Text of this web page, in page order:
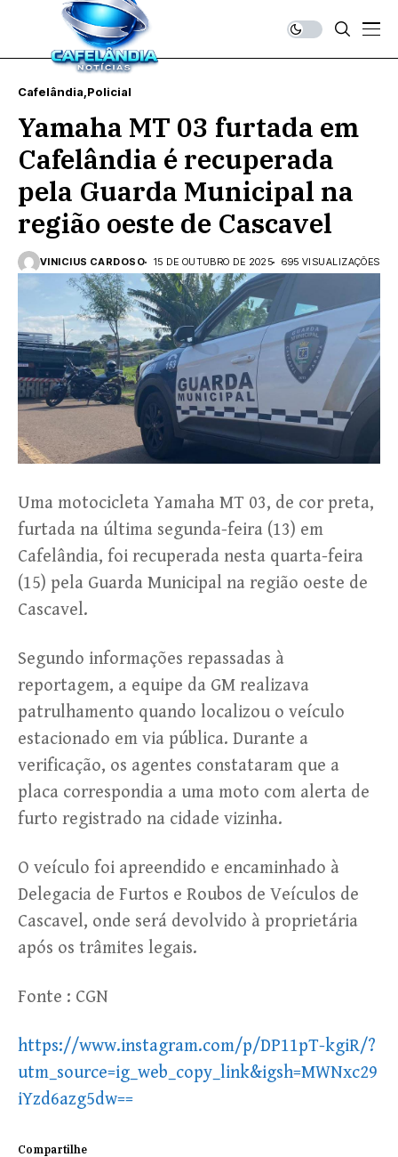
Cafelândia Policial
Yamaha MT 03 furtada em
Cafelândia é recuperada
pela Guarda Municipal na
região oeste de Cascavel
VINICIUS CARDOSO 15 DE OUTUBRO DE 2025 695 VISUALIZAÇÕES
Uma motocicleta Yamaha MT 03, de cor preta,
furtada na última segunda-feira (13) em
Cafelândia, foi recuperada nesta quarta-feira
(15) pela Guarda Municipal na região oeste de
Cascavel.
Segundo informações repassadas à
reportagem, a equipe da GM realizava
patrulhamento quando localizou o veículo
estacionado em via pública. Durante a
verificação, os agentes constataram que a
placa correspondia a uma moto com alerta de
furto registrado na cidade vizinha.
O veículo foi apreendido e encaminhado à
Delegacia de Furtos e Roubos de Veículos de
Cascavel, onde será devolvido à proprietária
após os trâmites legais.
Fonte : CGN
https://www.instagram.com/p/DP11pT-kgiR/?
utm_source=ig_web_copy_link&igsh=MWNxc29
iYzd6azg5dw==
Compartilhe